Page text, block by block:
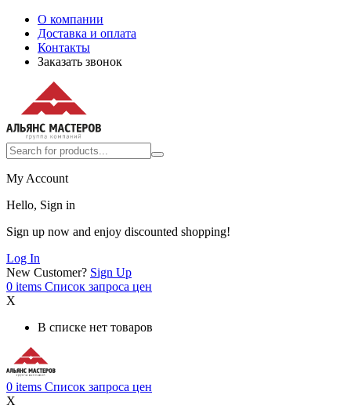
О компании
Доставка и оплата
Контакты
Заказать звонок
My Account
Hello, Sign in
Sign up now and enjoy discounted shopping!
Log In
New Customer? Sign Up
0 items Список запроса цен
X
В списке нет товаров
0 items Список запроса цен
X